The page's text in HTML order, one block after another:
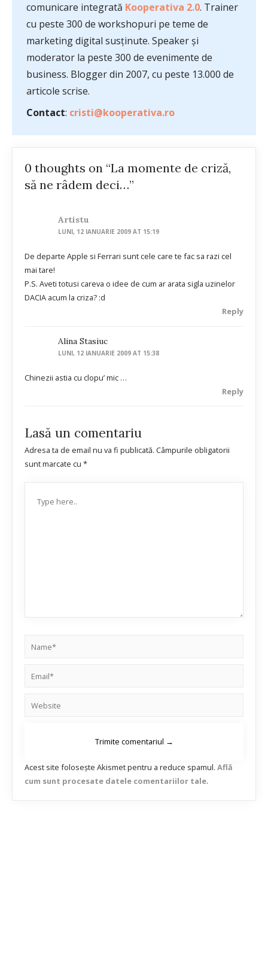
comunicare integrată Kooperativa 2.0. Trainer
cu peste 300 de workshopuri pe teme de
marketing digital susținute. Speaker și
moderator la peste 300 de evenimente de
business. Blogger din 2007, cu peste 13.000 de
articole scrise.
Contact: cristi@kooperativa.ro
0 thoughts on “La momente de criză,
să ne râdem deci…”
Artistu
LUNI, 12 IANUARIE 2009 AT 15:19
De departe Apple si Ferrari sunt cele care te fac sa razi cel
mai tare!
P.S. Aveti totusi careva o idee de cum ar arata sigla uzinelor
DACIA acum la criza? :d
Reply
Alina Stasiuc
LUNI, 12 IANUARIE 2009 AT 15:38
Chinezii astia cu clopu’ mic …
Reply
Lasă un comentariu
Adresa ta de email nu va fi publicată. Câmpurile obligatorii
sunt marcate cu *
Acest site folosește Akismet pentru a reduce spamul. Află
cum sunt procesate datele comentariilor tale.